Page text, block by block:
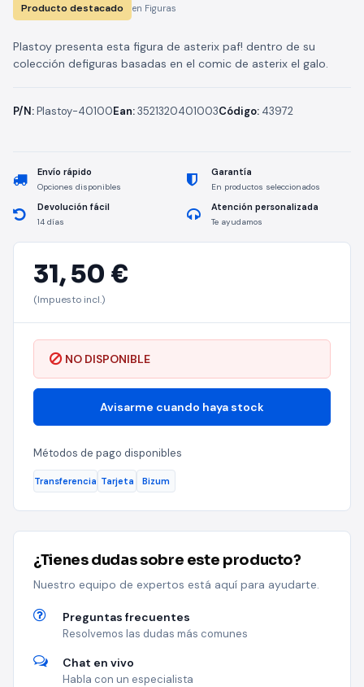
Producto destacado en Figuras
Plastoy presenta esta figura de asterix paf! dentro de su
colección defiguras basadas en el comic de asterix el galo.
P/N:Plastoy-40100Ean:3521320401003Código: 43972
Envío rápido
Opciones disponibles
Garantía
En productos seleccionados
Devolución fácil
14 días
Atención personalizada
Te ayudamos
31,50 €
(Impuesto incl.)
NO DISPONIBLE
Avisarme cuando haya stock
Métodos de pago disponibles
Transferencia Tarjeta Bizum
¿Tienes dudas sobre este producto?
Nuestro equipo de expertos está aquí para ayudarte.
Preguntas frecuentes
Resolvemos las dudas más comunes
Chat en vivo
Habla con un especialista